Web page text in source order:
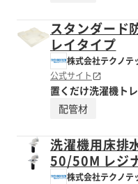
スタンダード
レイタイプ
株式会社テクノテ
公式サイト
置くだけ洗濯機ト
配管材
洗濯機用床排
50/50M レジ
株式会社テクノテ